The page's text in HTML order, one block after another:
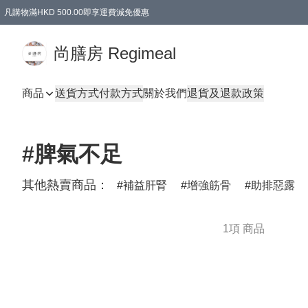
凡購物滿HKD 500.00即享運費減免優惠
尚膳房 Regimeal
商品 送貨方式付款方式關於我們退貨及退款政策
#脾氣不足
其他熱賣商品： 補益肝腎 增強筋骨 助排惡露
1項 商品